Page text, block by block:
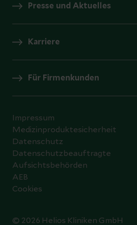
Presse und Aktuelles
Karriere
Für Firmenkunden
© 2026 Helios Kliniken GmbH
Impressum
Medizinproduktesicherheit
Datenschutz
Datenschutzbeauftragte
Aufsichtsbehörden
AEB
Cookies